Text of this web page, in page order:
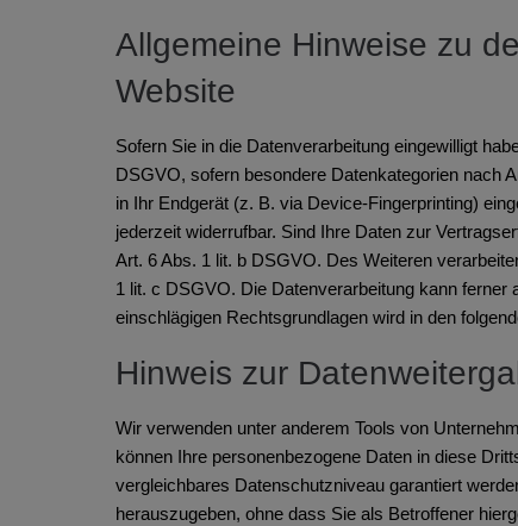
Allgemeine Hinweise zu
Website
Sofern Sie in die Datenverarbeitung eingewilligt
DSGVO, sofern besondere Datenkategorien nach
in Ihr Endgerät (z. B. via Device-Fingerprinting)
jederzeit widerrufbar. Sind Ihre Daten zur
Art. 6 Abs. 1 lit. b DSGVO. Des Weiteren
1 lit. c DSGVO. Die Datenverarbeitung kann
einschlägigen Rechtsgrundlagen wird in den
Hinweis zur
Wir verwenden unter anderem Tools von
können Ihre personenbezogene Daten in diese
vergleichbares Datenschutzniveau garantiert
herauszugeben, ohne dass Sie als Betroffener